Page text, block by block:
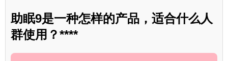
助眠9是一种怎样的产品，适合什么人
群使用？****